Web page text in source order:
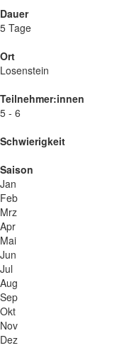
Dauer
5 Tage
Ort
Losenstein
Teilnehmer:innen
5 - 6
Schwierigkeit
Saison
Jan
Feb
Mrz
Apr
Mai
Jun
Jul
Aug
Sep
Okt
Nov
Dez